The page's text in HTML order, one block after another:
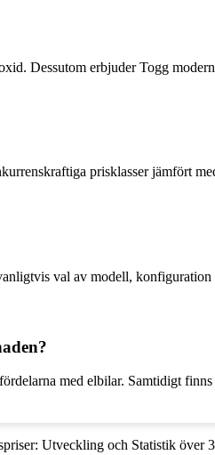
Dessutom erbjuder Togg
prisklasser jämfört
val av modell,
med elbilar. Samtidigt
Utveckling och Statistik över